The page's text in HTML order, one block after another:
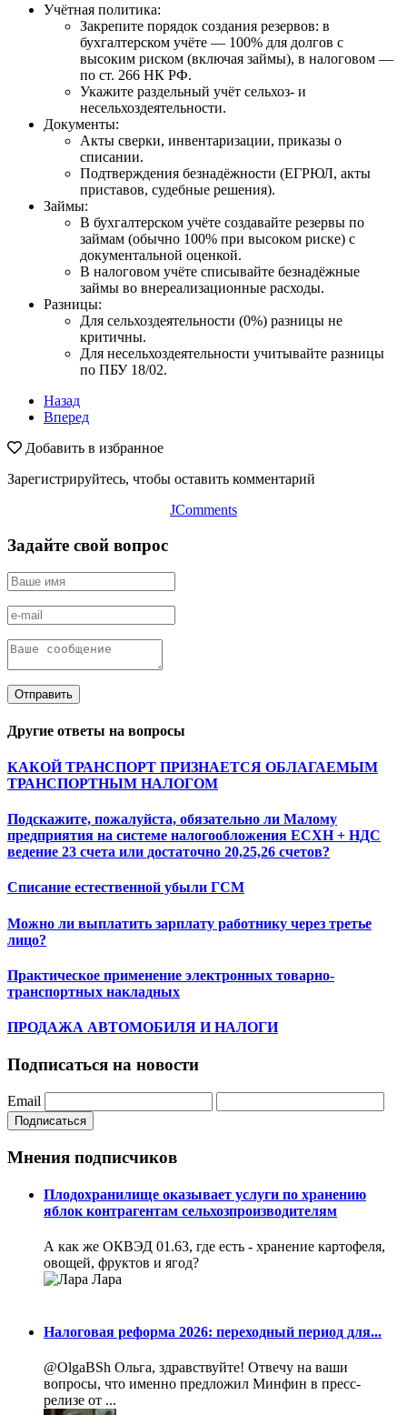
Учётная политика:
Закрепите порядок создания резервов: в
бухгалтерском учёте — 100% для долгов с
высоким риском (включая займы), в налоговом —
по ст. 266 НК РФ.
Укажите раздельный учёт сельхоз- и
несельхоздеятельности.
Документы:
Акты сверки, инвентаризации, приказы о
списании.
Подтверждения безнадёжности (ЕГРЮЛ, акты
приставов, судебные решения).
Займы:
В бухгалтерском учёте создавайте резервы по
займам (обычно 100% при высоком риске) с
документальной оценкой.
В налоговом учёте списывайте безнадёжные
займы во внереализационные расходы.
Разницы:
Для сельхоздеятельности (0%) разницы не
критичны.
Для несельхоздеятельности учитывайте разницы
по ПБУ 18/02.
Назад
Вперед
Добавить в избранное
Зарегистрируйтесь, чтобы оставить комментарий
JComments
Задайте свой вопрос
Отправить
Другие ответы на вопросы
КАКОЙ ТРАНСПОРТ ПРИЗНАЕТСЯ ОБЛАГАЕМЫМ
ТРАНСПОРТНЫМ НАЛОГОМ
Подскажите, пожалуйста, обязательно ли Малому
предприятия на системе налогообложения ЕСХН + НДС
ведение 23 счета или достаточно 20,25,26 счетов?
Списание естественной убыли ГСМ
Можно ли выплатить зарплату работнику через третье
лицо?
Практическое применение электронных товарно-
транспортных накладных
ПРОДАЖА АВТОМОБИЛЯ И НАЛОГИ
Подписаться на новости
Email
Подписаться
Мнения подписчиков
Плодохранилище оказывает услуги по хранению
яблок контрагентам сельхозпроизводителям
А как же ОКВЭД 01.63, где есть - хранение картофеля,
овощей, фруктов и ягод?
Лара
Налоговая реформа 2026: переходный период для...
@OlgaBSh Ольга, здравствуйте! Отвечу на ваши
вопросы, что именно предложил Минфин в пресс-
релизе от ...